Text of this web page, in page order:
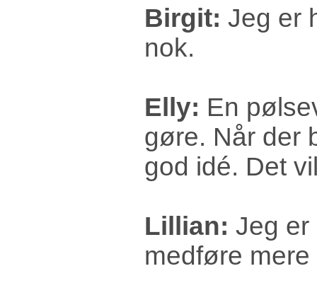
Birgit: Jeg er
nok.
Elly: En
gøre. Når der
god idé. Det
Lillian: Jeg er
medføre mere